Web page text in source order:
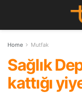
Home Mutfak
Sağlık
kattığı